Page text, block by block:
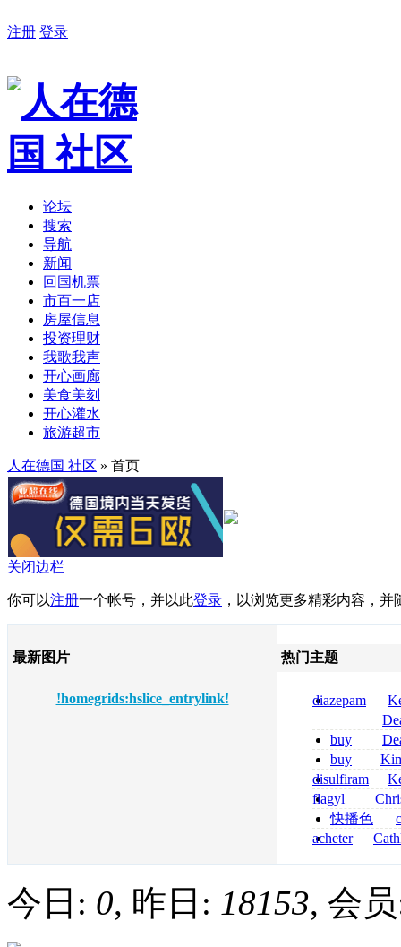
注册 登录
论坛
搜索
导航
新闻
回国机票
市百一店
房屋信息
投资理财
我歌我声
开心画廊
美食美刻
开心灌水
旅游超市
人在德国 社区 » 首页
关闭边栏
你可以注册一个帐号，并以此登录 ，以浏览更多精彩内容，
最新图片
!homegrids:hslice_entrylink!
热门主题
diazepam
per dormire
compresse
tizanidine
sans
buy
pregabalin
pregabalin 300
buy
zolpidem usa
disulfiram
sans
flagyl
senza
flagyl si può co
快播色
综合
acheter
今日: 0, 昨日: 18153, 会